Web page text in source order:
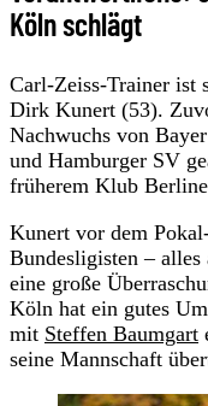
Köln schlägt
Carl-Zeiss-Trainer ist
Dirk Kunert (53).
Nachwuchs von
und Hamburger SV
früherem Klub
Kunert vor dem
Bundesligisten –
eine große
Köln hat ein gutes
mit Steffen Baumgart
seine Mannschaft